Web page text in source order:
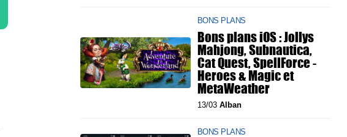
BONS PLANS
Bons plans iOS : Jollys
Mahjong, Subnautica,
Cat Quest, SpellForce -
Heroes & Magic et
MetaWeather
13/03 Alban
BONS PLANS